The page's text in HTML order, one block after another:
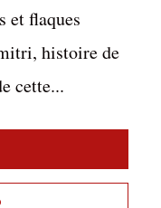
et flaques
histoire de
cette...